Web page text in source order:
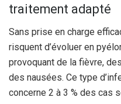
traitement adapté
Sans prise en charge
risquent d’évoluer en
provoquant de la fièvre,
des nausées. Ce type
concerne 2 à 3 % des cas